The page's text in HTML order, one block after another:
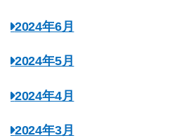
2024年6月
2024年5月
2024年4月
2024年3月